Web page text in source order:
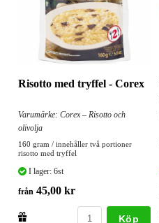
Risotto med tryffel - Corex
Varumärke: Corex – Risotto och
olivolja
160 gram / innehåller två portioner
risotto med tryffel
I lager: 6st
från 45,00 kr
Köp